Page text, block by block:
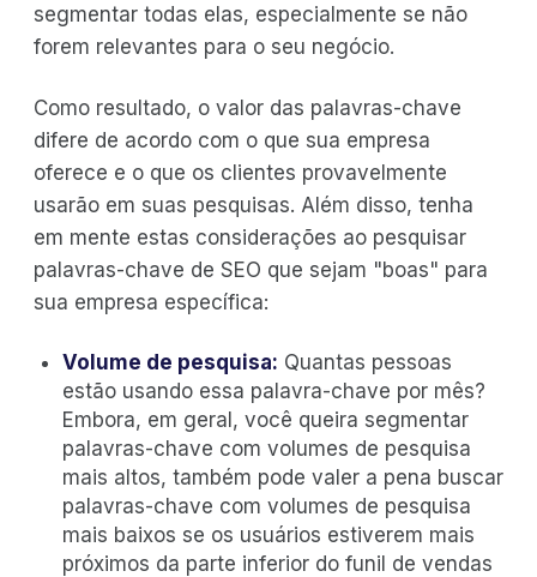
segmentar todas elas, especialmente se não
forem relevantes para o seu negócio.
Como resultado, o valor das palavras-chave
difere de acordo com o que sua empresa
oferece e o que os clientes provavelmente
usarão em suas pesquisas. Além disso, tenha
em mente estas considerações ao pesquisar
palavras-chave de SEO que sejam "boas" para
sua empresa específica:
Volume de pesquisa: Quantas pessoas
estão usando essa palavra-chave por mês?
Embora, em geral, você queira segmentar
palavras-chave com volumes de pesquisa
mais altos, também pode valer a pena buscar
palavras-chave com volumes de pesquisa
mais baixos se os usuários estiverem mais
próximos da parte inferior do funil de vendas